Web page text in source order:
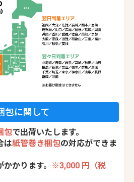
包に関して
包で出荷いたします。
は紙管巻き梱包の対応ができま
かります。
※3,000 円（税